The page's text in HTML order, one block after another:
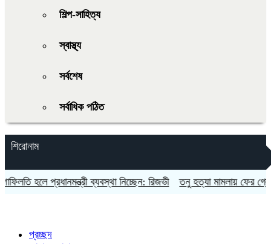
শিল্প-সাহিত্য
স্বাস্থ্য
সর্বশেষ
সর্বাধিক পঠিত
শিরোনাম
হলে প্রধানমন্ত্রী ব্যবস্থা নিচ্ছেন: রিজভী তনু হত্যা মামলায় ফের
প্রচ্ছদ